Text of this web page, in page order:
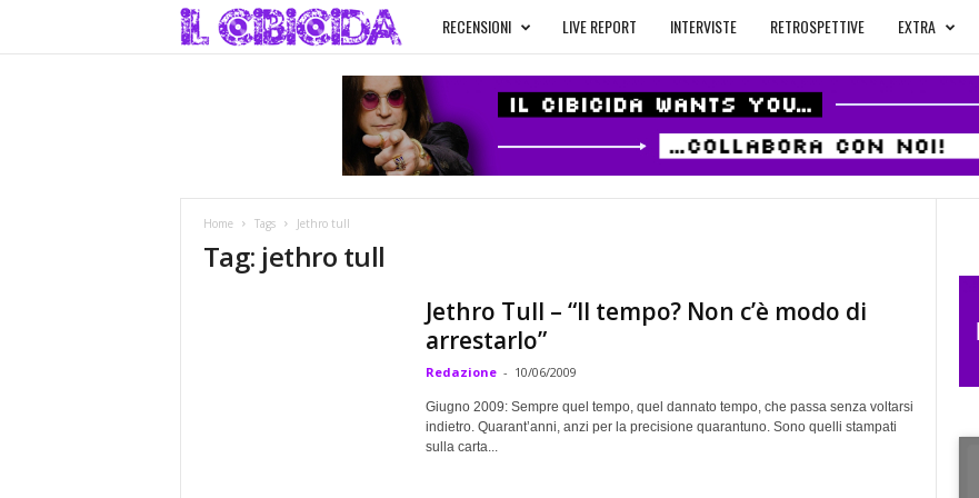
l
C
c
i
d
RECENSIONI LIVE REPORT INTERVISTE RETROSPETTIVE EXTRA
Home Tags Jethro tull
Tag: jethro tull
Jethro Tull – “Il tempo? Non c’è modo di
arrestarlo”
Redazione - 10/06/2009
Giugno 2009: Sempre quel tempo, quel dannato tempo, che passa senza voltarsi
indietro. Quarant’anni, anzi per la precisione quarantuno. Sono quelli stampati
sulla carta...